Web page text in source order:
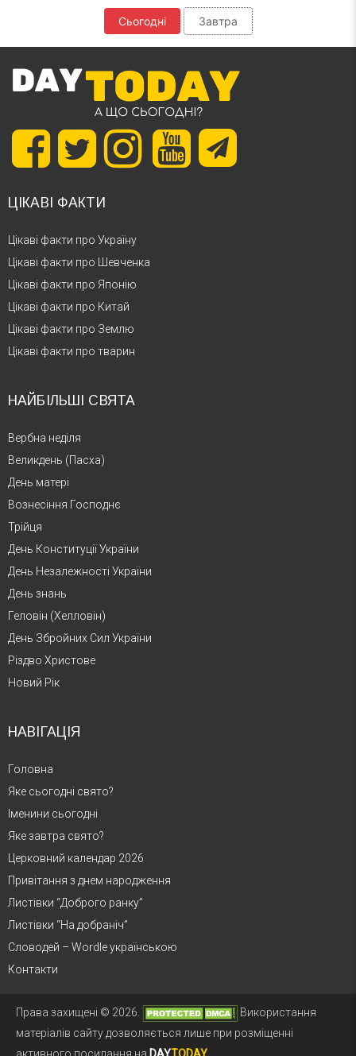
Сьогодні Завтра
ЦІКАВІ ФАКТИ
Цікаві факти про Україну
Цікаві факти про Шевченка
Цікаві факти про Японію
Цікаві факти про Китай
Цікаві факти про Землю
Цікаві факти про тварин
НАЙБІЛЬШІ СВЯТА
Вербна неділя
Великдень (Пасха)
День матері
Вознесіння Господнє
Трійця
День Конституції України
День Незалежності України
День знань
Геловін (Хелловін)
День Збройних Сил України
Різдво Христове
Новий Рік
НАВІГАЦІЯ
Головна
Яке сьогодні свято?
Іменини сьогодні
Яке завтра свято?
Церковний календар 2026
Привітання з днем народження
Листівки “Доброго ранку”
Листівки “На добраніч”
Словодей – Wordle українською
Контакти
Права захищені © 2026.
Використання
матеріалів сайту дозволяється лише при розміщенні
активного посилання на DAYTODAY